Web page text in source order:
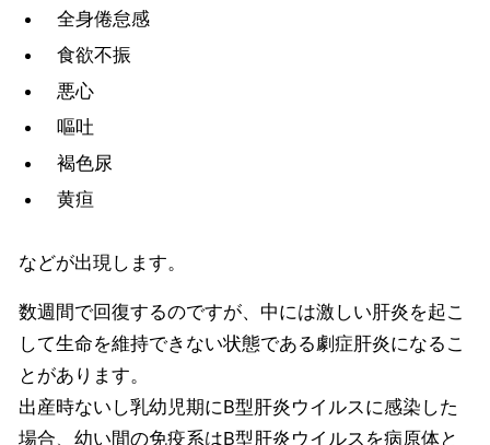
全身倦怠感
食欲不振
悪心
嘔吐
褐色尿
黄疸
などが出現します。
数週間で回復するのですが、中には激しい肝炎を起こ
して生命を維持できない状態である劇症肝炎になるこ
とがあります。
出産時ないし乳幼児期にB型肝炎ウイルスに感染した
場合、幼い間の免疫系はB型肝炎ウイルスを病原体と